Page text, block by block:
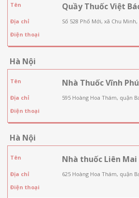
Tên Quầy Thuốc Việt
Địa chỉ
Số 528 Phố Mới, xã Chu
Điện thoại
Hà Nội
Tên Nhà Thuốc Vĩnh
Địa chỉ
595 Hoàng Hoa Thám, quận
Điện thoại
Hà Nội
Tên Nhà thuốc Liên Mai
Địa chỉ
625 Hoàng Hoa Thám, quận
Điện thoại